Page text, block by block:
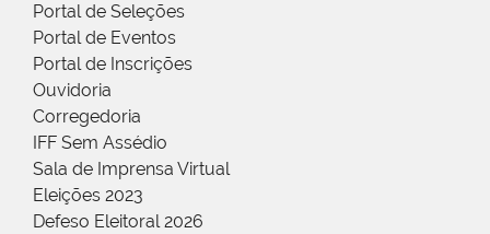
Portal de Seleções
Portal de Eventos
Portal de Inscrições
Ouvidoria
Corregedoria
IFF Sem Assédio
Sala de Imprensa Virtual
Eleições 2023
Defeso Eleitoral 2026